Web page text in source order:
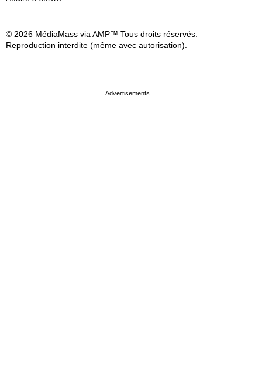
© 2026 MédiaMass via AMP™ Tous droits réservés.
Reproduction interdite (même avec autorisation).